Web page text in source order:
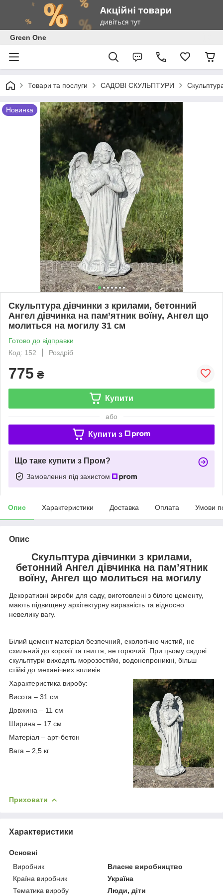
Green One
Товари та послуги САДОВІ СКУЛЬПТУРИ
Новинка
Скульптура дівчинки з крилами, бетонний
Ангел дівчинка на пам’ятник воїну, Ангел що
молиться на могилу 31 см
Готово до відправки
Код: 152
Роздріб
775 ₴
Купити
або
Купити з
Що таке купити з Пром?
Замовлення під захистом
Опис Характеристики Доставка Оплата Умови
Опис
Скульптура дівчинки з крилами,
бетонний Ангел дівчинка на пам’ятник
воїну, Ангел що молиться на могилу
Декоративні вироби для саду, виготовлені з білого цементу,
мають підвищену архітектурну виразність та відносно
невелику вагу.
Білий цемент матеріал безпечний, екологічно чистий, не
схильний до корозії та гниття, не горючий. При цьому садові
скульптури виходять морозостійкі, водонепроникні, більш
стійкі до механічних впливів.
Характеристика виробу:
Висота – 31 см
Довжина – 11 см
Ширина – 17 см
Матеріал – арт-бетон
Вага – 2,5 кг
Приховати
Характеристики
Основні
Виробник
Власне виробництво
Країна виробник
Україна
Тематика виробу
Люди, діти